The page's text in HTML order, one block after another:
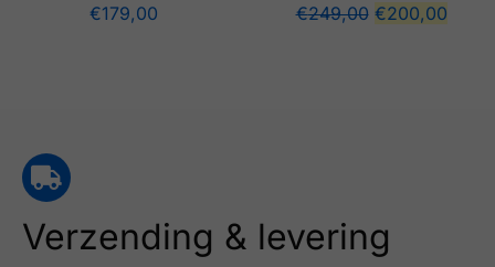
€179,00 €249,00 €200,00
Verzending & levering